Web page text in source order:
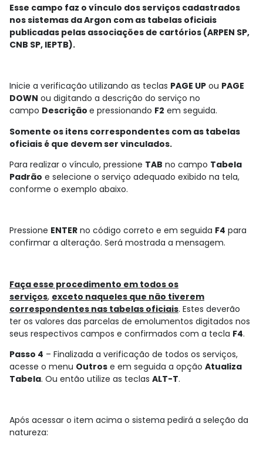
Esse campo faz o vínculo dos serviços cadastrados
nos sistemas da Argon com as tabelas oficiais
publicadas pelas associações de cartórios (ARPEN SP,
CNB SP, IEPTB).
Inicie a verificação utilizando as teclas PAGE UP ou PAGE
DOWN ou digitando a descrição do serviço no
campo Descrição e pressionando F2 em seguida.
Somente os itens correspondentes com as tabelas
oficiais é que devem ser vinculados.
Para realizar o vínculo, pressione TAB no campo Tabela
Padrão e selecione o serviço adequado exibido na tela,
conforme o exemplo abaixo.
Pressione ENTER no código correto e em seguida F4 para
confirmar a alteração. Será mostrada a mensagem.
Faça esse procedimento em todos os
serviços, exceto naqueles que não tiverem
correspondentes nas tabelas oficiais. Estes deverão
ter os valores das parcelas de emolumentos digitados nos
seus respectivos campos e confirmados com a tecla F4.
Passo 4 – Finalizada a verificação de todos os serviços,
acesse o menu Outros e em seguida a opção Atualiza
Tabela. Ou então utilize as teclas ALT-T.
Após acessar o item acima o sistema pedirá a seleção da
natureza: